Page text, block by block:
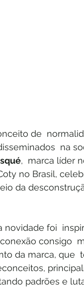
de
na
,  marca líder
no Brasil,
da
novidade foi
consigo
da marca, que
padrões e